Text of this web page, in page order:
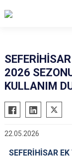
2026
KULLANIM
22.05.2026
SEFERİHİSAR